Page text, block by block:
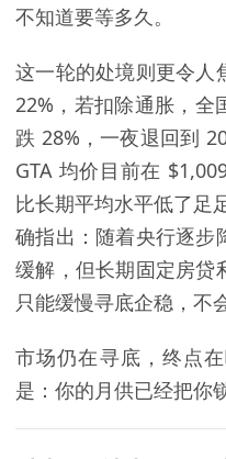
不知道要等多久。
这一轮的处境则更令人
22%，若扣除通胀，全
跌 28%，一夜退回到
GTA 均价目前在
比长期平均水平低了足
确指出：随着央行逐步
缓解，但长期固定房贷
只能缓慢寻底企稳，不
市场仍在寻底，终点
是：你的月供已经把你